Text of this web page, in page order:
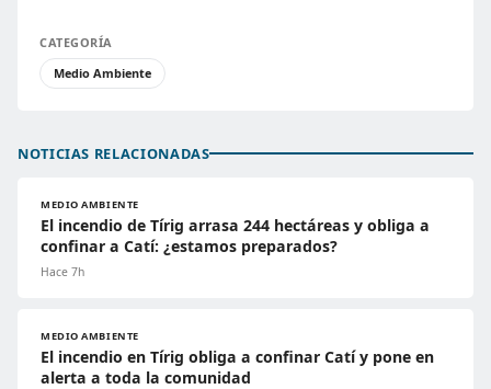
CATEGORÍA
Medio Ambiente
NOTICIAS RELACIONADAS
MEDIO AMBIENTE
El incendio de Tírig arrasa 244 hectáreas y obliga a
confinar a Catí: ¿estamos preparados?
Hace 7h
MEDIO AMBIENTE
El incendio en Tírig obliga a confinar Catí y pone en
alerta a toda la comunidad